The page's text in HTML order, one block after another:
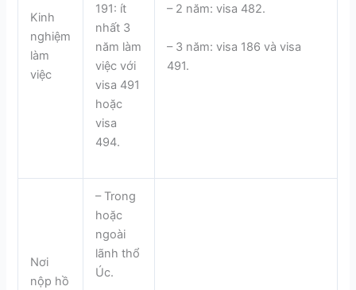
Kinh
nghiệm
làm
việc
191: ít
nhất 3
năm làm
việc với
visa 491
hoặc
visa
494.
– 2 năm: visa 482.
– 3 năm: visa 186 và visa
491.
Nơi
nộp hồ
– Trong
hoặc
ngoài
lãnh thổ
Úc.